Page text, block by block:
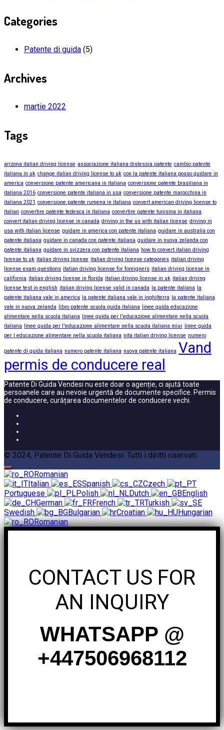
Categories
Patente di guida (5)
Archives
martie 2022
Tags
arizona italian driving license associazione italiana dislessia patente cambio patente
italiana in uk change italian driving license to uk con la patente italiana posso guidare in
america conversione patente americana in italiana conversione patente brasiliana in
italiana 2016 conversione patente italiana in usa conversione patente marocchina in
italiana 2021 conversione patente rumena in italiana convert american driving license to
italian convertire patente tedesca in italiana convertire patente tunisina in italiana
convert italian driving license in canada driving in the us with italian license driving in
usa with italian license guidare in america con patente italiana guidare in australia con
patente italiana guidare in canada con patente italiana guidare in nuova zelanda con
patente italiana guidare in svizzera con patente italiana how to convert italian driving
license to uk italian driving license italian driving license categories italian driving
license exam questions italian driving license for foreigners italian driving license in
california italian driving license in florida italian driving license in uk italian driving
license test in english italian driving license valid in canada la patente italiana
la
patente italiana vale in america
la patente italiana vale in inghilterra
la patente italiana
vale in nuova zelanda
libro patente scuola guida italiana
linee guida educazione
alimentare nella scuola italiana
linee guida per l'educazione alimentare nella scuola
italiana
linee guida per l'educazione alimentare nella scuola italiana miur linee guida
per l educazione alimentare nella scuola italiana nita italian driving license numero
patente di guida italiana numero patente italiana nuova patente italiana Vand
permis de conducere real
Patente Di Guida Vendesi nu este doar o agenție, ci ajută toate
persoanele care au nevoie urgentă de documente specifice. Permis
de conducere, curățarea documentelor de conducere vechi.
© 2024, Patente Di Guida Vendesi. Tutti i diritti riservati.
Romanian
Italian
Spanish
Czech
Portuguese
Polish Dutch
English
German
French
Turkish
Swedish
Bulgarian Croatian
Hungarian
Romanian
CONTACT US FOR
AN INQUIRY
WHATSAPP @
+447506968112